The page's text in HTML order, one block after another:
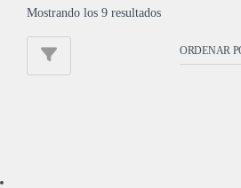
Mostrando los 9 resultados